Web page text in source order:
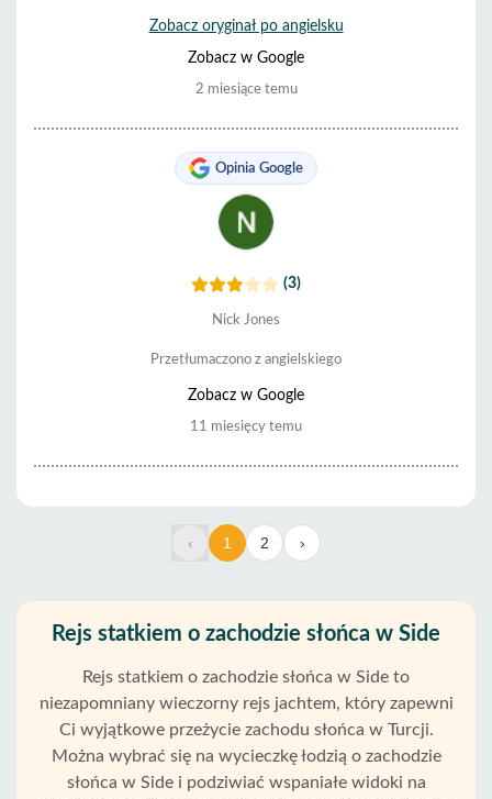
Zobacz oryginał po angielsku
Zobacz w Google
2 miesiące temu
Opinia Google
(3)
Nick Jones
Przetłumaczono z angielskiego
Zobacz w Google
11 miesięcy temu
‹ 1 2 ›
Rejs statkiem o zachodzie słońca w Side
Rejs statkiem o zachodzie słońca w Side to
niezapomniany wieczorny rejs jachtem, który zapewni
Ci wyjątkowe przeżycie zachodu słońca w Turcji.
Można wybrać się na wycieczkę łodzią o zachodzie
słońca w Side i podziwiać wspaniałe widoki na